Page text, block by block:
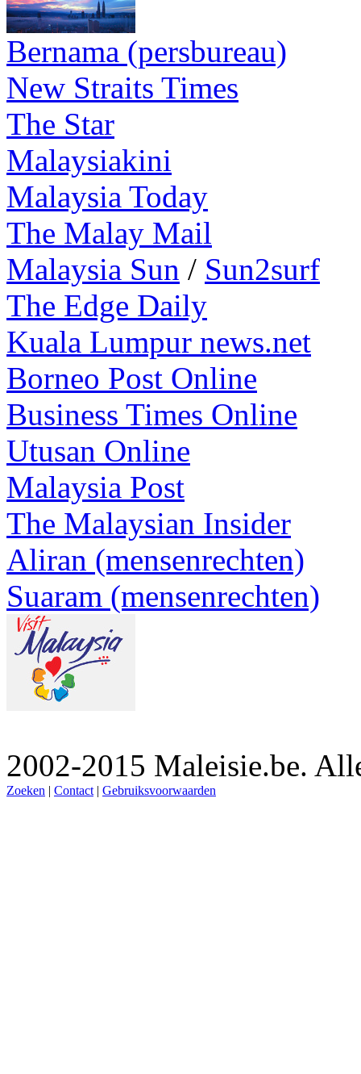
Bernama (persbureau)
New Straits Times
The Star
Malaysiakini
Malaysia Today
The Malay Mail
Malaysia Sun / Sun2surf
The Edge Daily
Kuala Lumpur news.net
Borneo Post Online
Business Times Online
Utusan Online
Malaysia Post
The Malaysian Insider
Aliran (mensenrechten)
Suaram (mensenrechten)
2002-2015 Maleisie.be.
Zoeken | Contact | Gebruiksvoorwaarden